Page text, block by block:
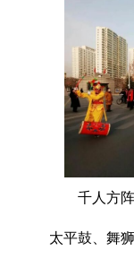
千人方
太平鼓、舞